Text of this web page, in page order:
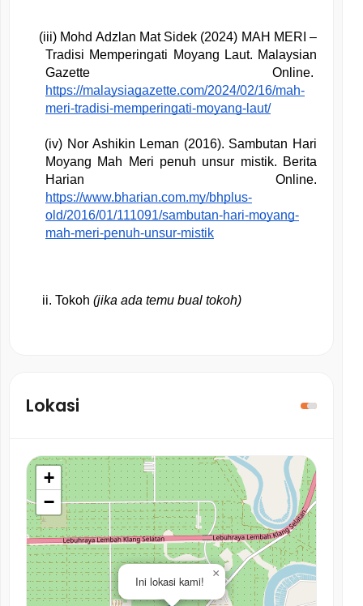
(iii) Mohd Adzlan Mat Sidek (2024) MAH MERI –
Tradisi Memperingati Moyang Laut. Malaysian
https://malaysiagazette.com/2024/02/16/mah-
meri-tradisi-memperingati-moyang-laut/
(iv) Nor Ashikin Leman (2016). Sambutan Hari
Moyang Mah Meri penuh unsur mistik. Berita
https://www.bharian.com.my/bhplus-
old/2016/01/111091/sambutan-hari-moyang-
mah-meri-penuh-unsur-mistik
Tokoh (jika ada temu bual tokoh)
Lokasi
Ini lokasi kami!
×
+
−